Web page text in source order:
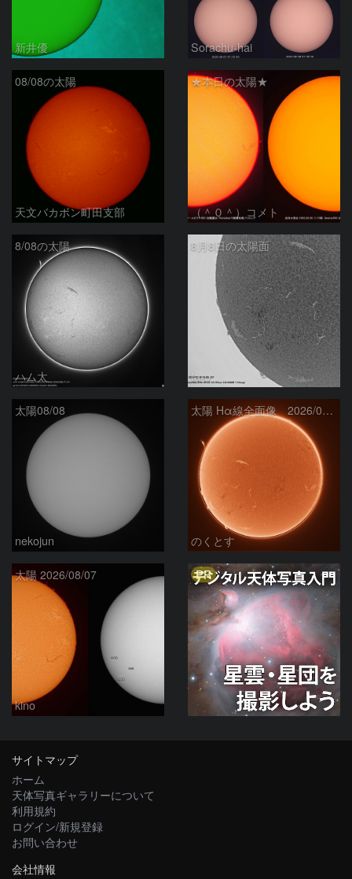
新井優 Sorachu-hai
08/08の太陽
天文バカボン町田支部
★本日の太陽★
（＾０＾）コメト
8/08の太陽
ハム太
8月8日の太陽面
ta-o
太陽08/08
nekojun
太陽 Hα線全面像 2026/08/08
のくとす
太陽 2026/08/07
kino
PR
サイトマップ
ホーム
天体写真ギャラリーについて
利用規約
ログイン/新規登録
お問い合わせ
会社情報